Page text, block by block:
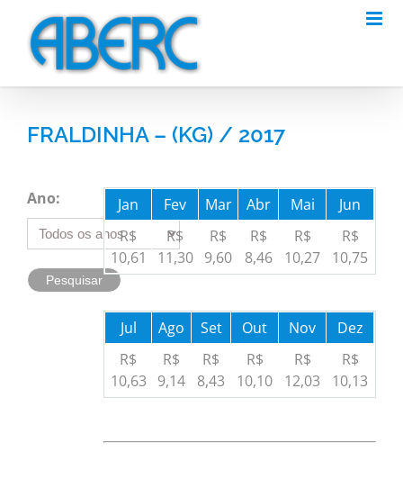
content
FRALDINHA – (KG) / 2017
Ano: Jan Fev Mar Abr Mai
Jun
R$
10,61
R$
11,30
R$
9,60
R$
8,46
R$
10,27
R$
10,75
Jul Ago Set Out Nov
Dez
R$
10,63
R$
9,14
R$
8,43
R$
10,10
R$
12,03
R$
10,13